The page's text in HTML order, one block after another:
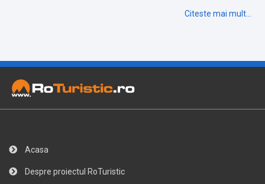
Citeste mai mult...
Acasa
Despre proiectul RoTuristic